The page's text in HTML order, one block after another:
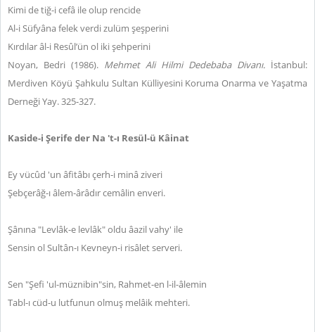
Kimi de tiğ-i cefâ ile olup rencide
Al-i Süfyâna felek verdi zulüm şeşperini
Kırdılar âl-i Resûl’ün ol iki şehperini
Noyan, Bedri (1986). Mehmet Ali Hilmi Dedebaba Divanı. İstanbul:
Merdiven Köyü Şahkulu Sultan Külliyesini Koruma Onarma ve Yaşatma
Derneği Yay. 325-327.
Kaside-i Şerife der Na 't-ı Resül-ü Kâinat
Ey vücûd 'un âfitâbı çerh-i minâ ziveri
Şebçerâğ-ı âlem-ârâdır cemâlin enveri.
Şânına "Levlâk-e levlâk" oldu âazil vahy' ile
Sensin ol Sultân-ı Kevneyn-i risâlet serveri.
Sen "Şefi 'ul-müznibin"sin, Rahmet-en l-il-âlemin
Tabl-ı cüd-u lutfunun olmuş melâik mehteri.